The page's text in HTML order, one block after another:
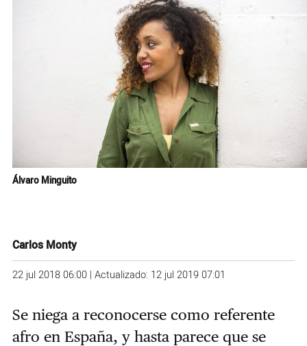
Álvaro Minguito
Carlos Monty
22 jul 2018 06:00 | Actualizado: 12 jul 2019 07:01
Se niega a reconocerse como referente
afro en España, y hasta parece que se